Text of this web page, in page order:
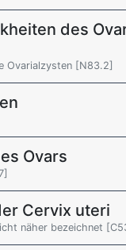
des
Ovarialzysten [N83.2]
Ovars
Cervix uteri
näher bezeichnet